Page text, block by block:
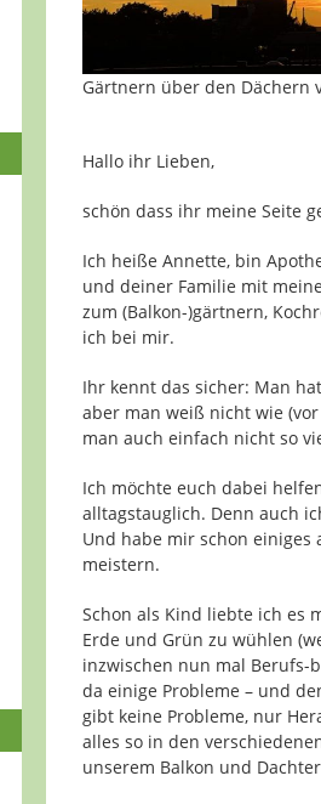
Gärtnern über den Dächern
Hallo ihr Lieben,
schön dass ihr meine Seite
Ich heiße Annette, bin
und deiner Familie mit
zum (Balkon-)gärtnern,
ich bei mir.
Ihr kennt das sicher: Man
aber man weiß nicht wie
man auch einfach nicht so
Ich möchte euch dabei
alltagstauglich. Denn auch
Und habe mir schon einiges
meistern.
Schon als Kind liebte ich es
Erde und Grün zu wühlen
inzwischen nun mal Berufs-
da einige Probleme – und
gibt keine Probleme, nur
alles so in den
unserem Balkon und